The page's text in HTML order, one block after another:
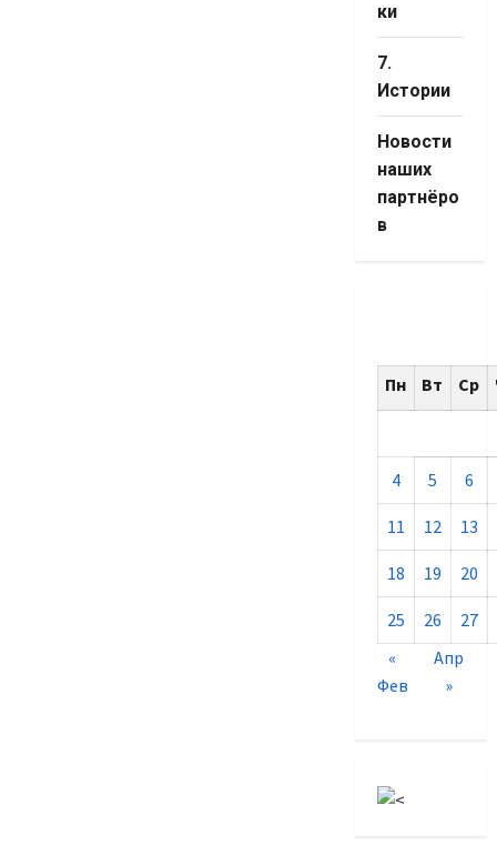
ки
7.
Истории
Новости
наших
партнёро
в
Пн Вт Ср
4 5 6
11 12 13
18 19 20
25 26 27
«
Фев
Апр
»